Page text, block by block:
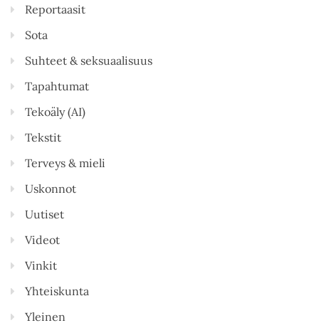
Reportaasit
Sota
Suhteet & seksuaalisuus
Tapahtumat
Tekoäly (AI)
Tekstit
Terveys & mieli
Uskonnot
Uutiset
Videot
Vinkit
Yhteiskunta
Yleinen